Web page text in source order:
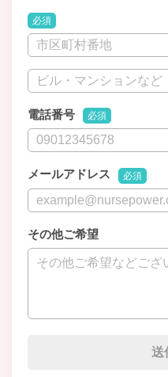
必須
電話番号 必須
メールアドレス 必須
その他ご希望